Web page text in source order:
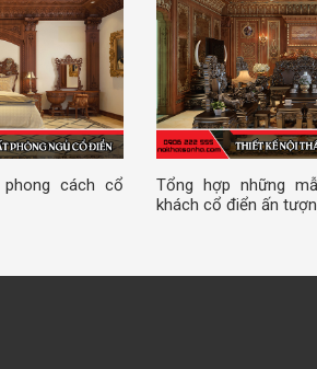
cách cổ
Tổng hợp những
khách cổ điển ấn